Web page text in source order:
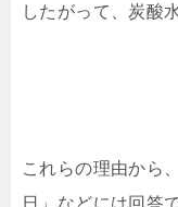
したがって、炭酸
これらの理由から
日」 などには回答